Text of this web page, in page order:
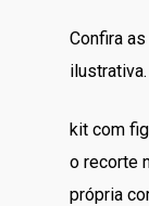
Confira
ilustrativa.
kit com
o recorte
própria